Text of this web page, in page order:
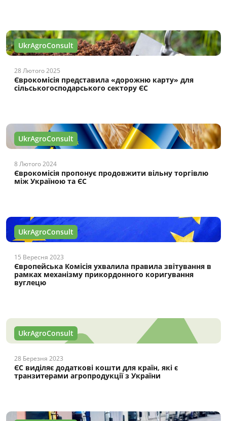
UkrAgroConsult
28 Лютого 2025
Єврокомісія представила «дорожню карту» для
сільськогосподарського сектору ЄС
UkrAgroConsult
8 Лютого 2024
Єврокомісія пропонує продовжити вільну торгівлю
між Україною та ЄС
UkrAgroConsult
15 Вересня 2023
Європейська Комісія ухвалила правила звітування в
рамках механізму прикордонного коригування
вуглецю
UkrAgroConsult
28 Березня 2023
ЄС виділяє додаткові кошти для країн, які є
транзитерами агропродукції з України